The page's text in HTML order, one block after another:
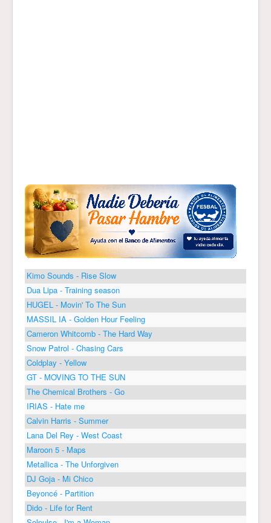
Kimo Sounds - Rise Slow
Dua Lipa - Training season
HUGEL - Movin' To The Sun
MASSIL IA - Golden Hour Feeling
Cameron Whitcomb - The Hard Way
Snow Patrol - Chasing Cars
Coldplay - Yellow
GT - MOVING TO THE SUN
The Chemical Brothers - Go
IRIAS - Hate me
Calvin Harris - Summer
Lana Del Rey - West Coast
Maroon 5 - Maps
Metallica - The Unforgiven
DJ Goja - Mi Chico
Beyoncé - Partition
Dido - Life for Rent